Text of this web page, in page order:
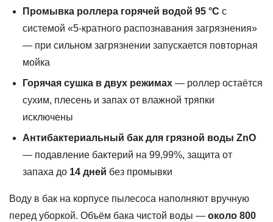
Промывка роллера горячей водой 95 °C с
системой «5-кратного распознавания загрязнения»
— при сильном загрязнении запускается повторная
мойка
Горячая сушка в двух режимах — роллер остаётся
сухим, плесень и запах от влажной тряпки
исключены
Антибактериальный бак для грязной воды ZnO
— подавление бактерий на 99,99%, защита от
запаха до 14 дней без промывки
Воду в бак на корпусе пылесоса наполняют вручную
перед уборкой. Объём бака чистой воды — около 800